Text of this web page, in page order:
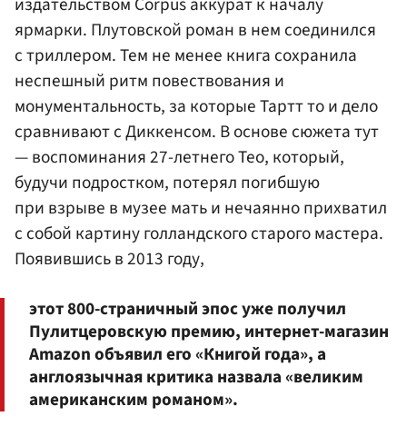
ярмарки. Плутовской роман в нем соединился
с триллером. Тем не менее книга сохранила
неспешный ритм повествования и
монументальность, за которые Тартт то и дело
сравнивают с Диккенсом. В основе сюжета тут
— воспоминания 27-летнего Тео, который,
будучи подростком, потерял погибшую
при взрыве в музее мать и нечаянно прихватил
с собой картину голландского старого мастера.
Появившись в 2013 году,
этот 800-страничный эпос уже получил
Пулитцеровскую премию, интернет-магазин
Amazon объявил его «Книгой года», а
англоязычная критика назвала «великим
американским романом».